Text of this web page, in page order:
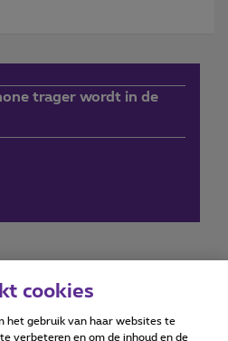
trager wordt in de
Accessibility statement
cookies
het gebruik van haar websites te
verbeteren en om de inhoud en de